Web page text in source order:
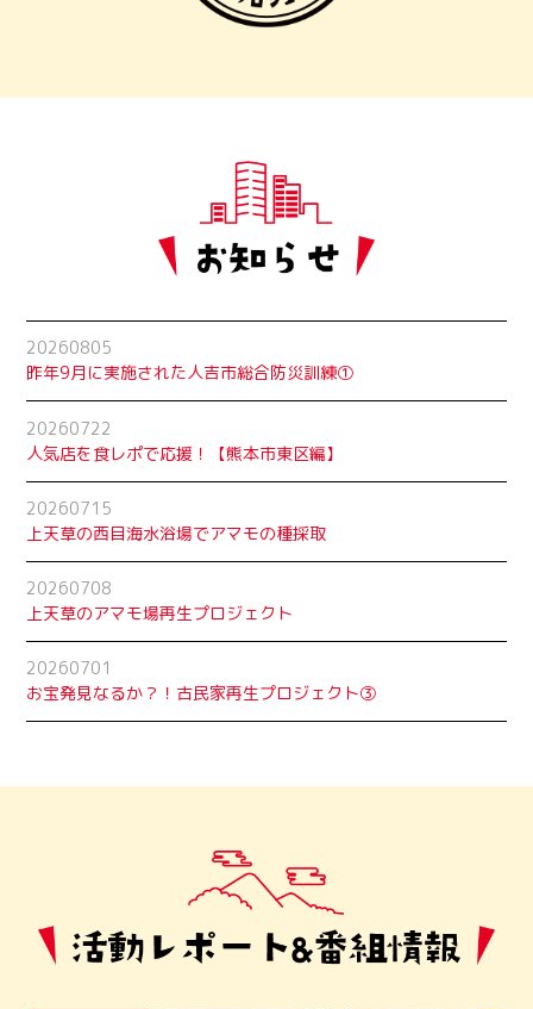
20260805
昨年9月に実施された人吉市総合防災訓練①
20260722
人気店を食レポで応援！【熊本市東区編】
20260715
上天草の西目海水浴場でアマモの種採取
20260708
上天草のアマモ場再生プロジェクト
20260701
お宝発見なるか？！古民家再生プロジェクト➂